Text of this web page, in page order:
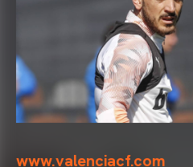
www.valenciacf.com